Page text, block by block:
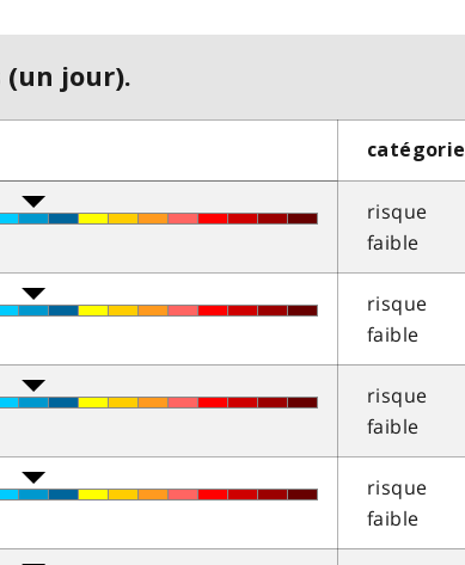
(un jour).
catégorie
risque
faible
risque
faible
risque
faible
risque
faible